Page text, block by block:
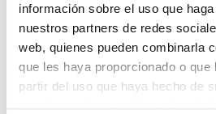
información sobre el uso que
nuestros partners de redes
web, quienes pueden combinarla
que les haya proporcionado o que
partir del uso que haya hecho de